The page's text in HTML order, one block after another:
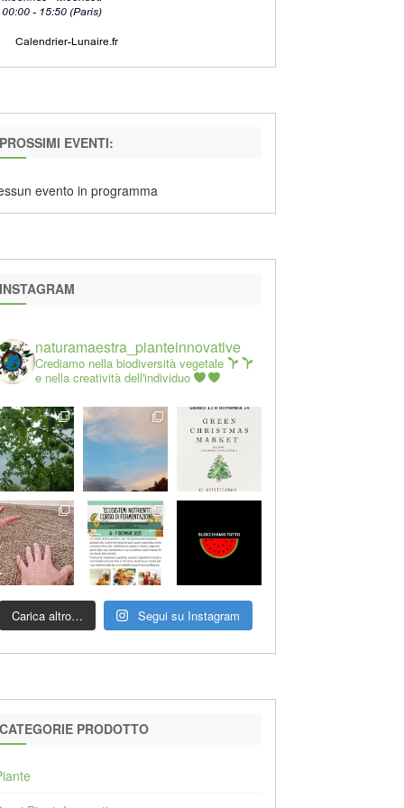
EVENTI:
evento in programma
naturamaestra_pianteinnovative
Crediamo nella biodiversità vegetale
e nella creatività dell'individuo
Carica altro… Segui su Instagram
PRODOTTO